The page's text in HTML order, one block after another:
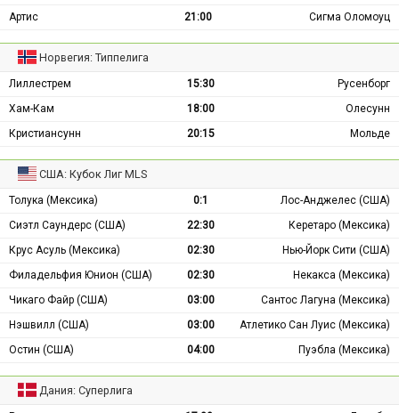
Артис
21:00 Сигма Оломоуц
Норвегия: Типпелига
Лиллестрем 15:30
Русенборг
Хам-Кам
18:00
Олесунн
Кристиансунн
20:15 Мольде
США: Кубок Лиг MLS
Толука (Мексика) 0:1
Лос-Анджелес (США)
Сиэтл Саундерс (США)
22:30
Керетаро (Мексика)
Крус Асуль (Мексика)
02:30
Нью-Йорк Сити (США)
Филадельфия Юнион (США)
02:30
Некакса (Мексика)
Чикаго Файр (США)
03:00
Сантос Лагуна (Мексика)
Нэшвилл (США)
03:00
Атлетико Сан Луис (Мексика)
Остин (США)
04:00 Пуэбла (Мексика)
Дания: Суперлига